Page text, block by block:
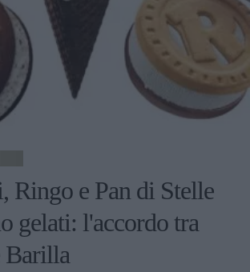
Ringo e Pan di Stelle
gelati: l'accordo tra
Barilla